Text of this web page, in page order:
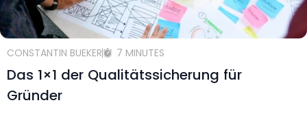
CONSTANTIN BUEKER 7 MINUTES
Das 1×1 der Qualitätssicherung für
Gründer